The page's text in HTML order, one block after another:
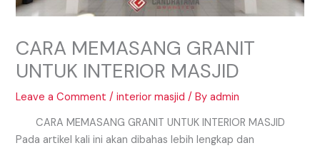
CARA MEMASANG GRANIT
UNTUK INTERIOR MASJID
Leave a Comment /interior masjid / Byadmin
CARA MEMASANG GRANIT UNTUK INTERIOR MASJID
Pada artikel kali ini akan dibahas lebih lengkap dan